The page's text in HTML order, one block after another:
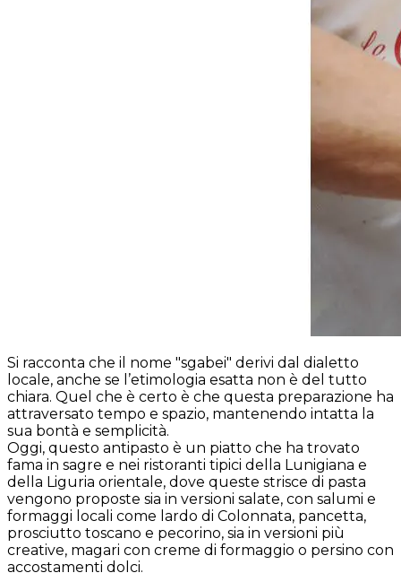
Si racconta che il nome "sgabei" derivi dal dialetto
locale, anche se l’etimologia esatta non è del tutto
chiara. Quel che è certo è che questa preparazione ha
attraversato tempo e spazio, mantenendo intatta la
sua bontà e semplicità.
Oggi, questo antipasto è un piatto che ha trovato
fama in sagre e nei ristoranti tipici della Lunigiana e
della Liguria orientale, dove queste strisce di pasta
vengono proposte sia in versioni salate, con salumi e
formaggi locali come lardo di Colonnata, pancetta,
prosciutto toscano e pecorino, sia in versioni più
creative, magari con creme di formaggio o persino con
accostamenti dolci.